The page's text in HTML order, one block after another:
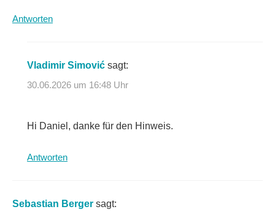
Antworten
Vladimir Simović sagt:
30.06.2026 um 16:48 Uhr
Hi Daniel, danke für den Hinweis.
Antworten
Sebastian Berger sagt: